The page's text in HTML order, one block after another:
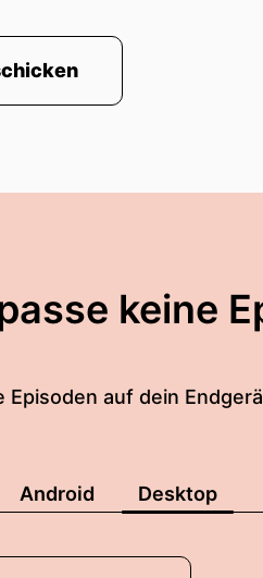
keine
auf dein
Android Desktop